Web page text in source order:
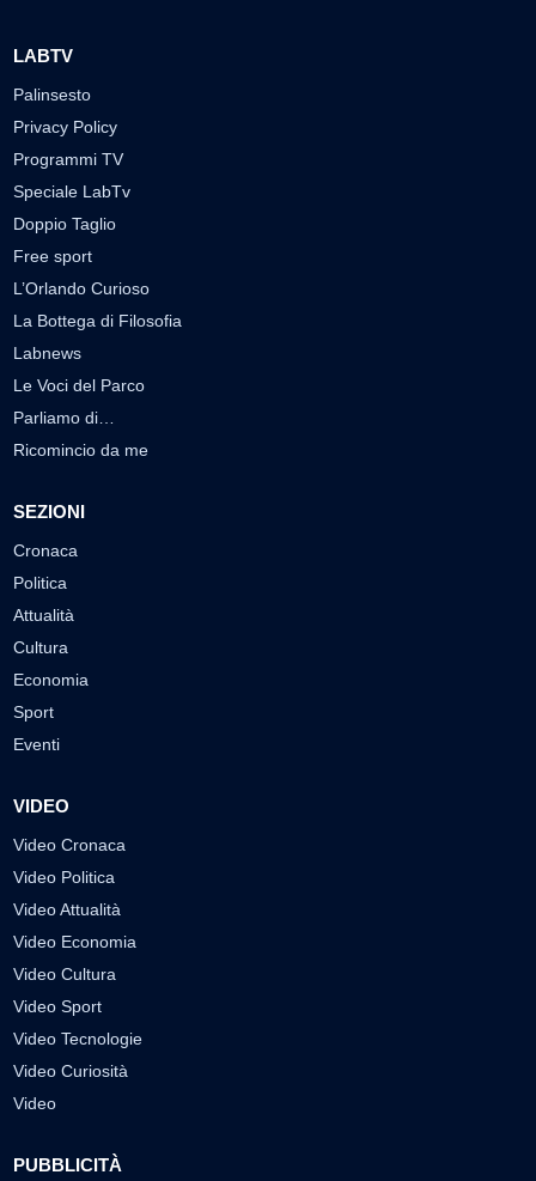
LABTV
Palinsesto
Privacy Policy
Programmi TV
Speciale LabTv
Doppio Taglio
Free sport
L’Orlando Curioso
La Bottega di Filosofia
Labnews
Le Voci del Parco
Parliamo di…
Ricomincio da me
SEZIONI
Cronaca
Politica
Attualità
Cultura
Economia
Sport
Eventi
VIDEO
Video Cronaca
Video Politica
Video Attualità
Video Economia
Video Cultura
Video Sport
Video Tecnologie
Video Curiosità
Video
PUBBLICITÀ